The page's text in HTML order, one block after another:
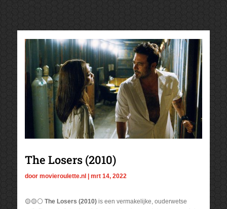
The Losers (2010)
door movieroulette.nl mrt 14, 2022
🟡🟡⚪ The Losers (2010)is een vermakelijke, ouderwetse